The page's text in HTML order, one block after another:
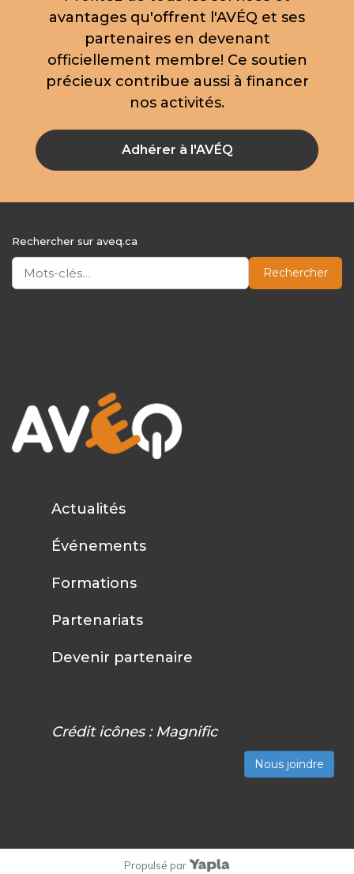
avantages qu'offrent l'AVÉQ et ses
partenaires en devenant
officiellement membre! Ce soutien
précieux contribue aussi à financer
nos activités.
Adhérer à l'AVÉQ
Rechercher sur aveq.ca
Rechercher
Actualités
Événements
Formations
Partenariats
Devenir partenaire
Crédit icônes : Magnific
Nous joindre
Propulsé par